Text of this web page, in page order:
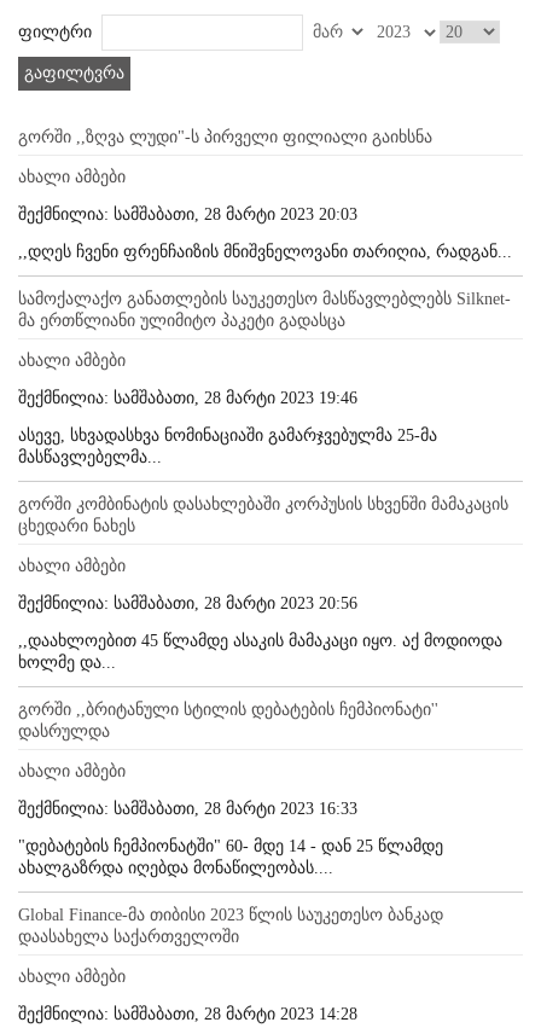
ფილტრი
გაფილტვრა
გორში ,,ზღვა ლუდი"-ს პირველი ფილიალი გაიხსნა
ახალი ამბები
შექმნილია: სამშაბათი, 28 მარტი 2023 20:03
,,დღეს ჩვენი ფრენჩაიზის მნიშვნელოვანი თარიღია, რადგან...
სამოქალაქო განათლების საუკეთესო მასწავლებლებს Silknet-
მა ერთწლიანი ულიმიტო პაკეტი გადასცა
ახალი ამბები
შექმნილია: სამშაბათი, 28 მარტი 2023 19:46
ასევე, სხვადასხვა ნომინაციაში გამარჯვებულმა 25-მა
მასწავლებელმა...
გორში კომბინატის დასახლებაში კორპუსის სხვენში მამაკაცის
ცხედარი ნახეს
ახალი ამბები
შექმნილია: სამშაბათი, 28 მარტი 2023 20:56
,,დაახლოებით 45 წლამდე ასაკის მამაკაცი იყო. აქ მოდიოდა
ხოლმე და...
გორში ,,ბრიტანული სტილის დებატების ჩემპიონატი''
დასრულდა
ახალი ამბები
შექმნილია: სამშაბათი, 28 მარტი 2023 16:33
"დებატების ჩემპიონატში" 60- მდე 14 - დან 25 წლამდე
ახალგაზრდა იღებდა მონაწილეობას....
Global Finance-მა თიბისი 2023 წლის საუკეთესო ბანკად
დაასახელა საქართველოში
ახალი ამბები
შექმნილია: სამშაბათი, 28 მარტი 2023 14:28